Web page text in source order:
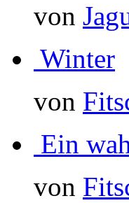
von
Winter
von
Ein
von